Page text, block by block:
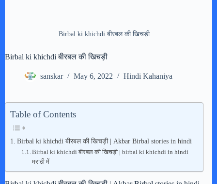
Birbal ki khichdi बीरबल की खिचड़ी
Birbal ki khichdi बीरबल की खिचड़ी
sanskar May 6, 2022 Hindi Kahaniya
Table of Contents
Birbal ki khichdi बीरबल की खिचड़ी | Akbar Birbal stories in hindi
Birbal ki khichdi बीरबल की खिचड़ी | birbal ki khichdi in hindi
मराठी में